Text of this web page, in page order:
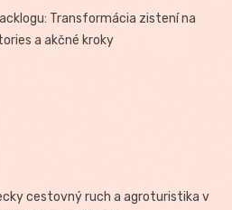
Transformácia zistení na
a akčné kroky
cestovný ruch a agroturistika v